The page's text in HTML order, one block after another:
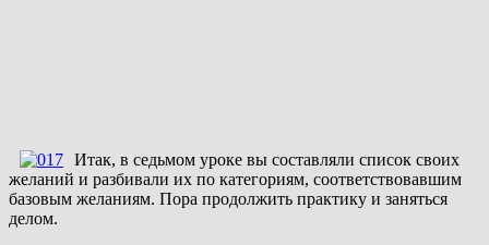
Итак, в седьмом уроке вы составляли список своих
желаний и разбивали их по категориям, соответствовавшим
базовым желаниям. Пора продолжить практику и заняться
делом.